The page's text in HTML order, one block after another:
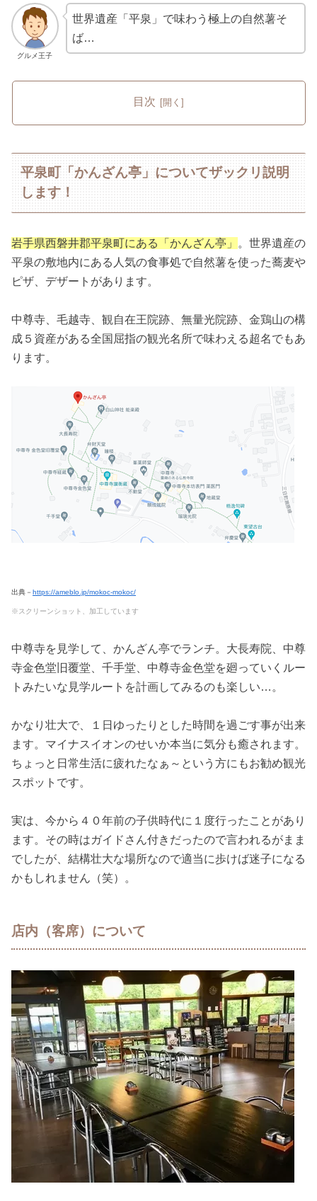
グルメ王子
世界遺産「平泉」で味わう極上の自然薯そ
ば…
目次
平泉町「かんざん亭」についてザックリ説明
します！
岩手県西磐井郡平泉町にある「かんざん亭」
。世界遺産の
平泉の敷地内にある人気の食事処で自然薯を使った蕎麦や
ピザ、デザートがあります。
中尊寺、毛越寺、観自在王院跡、無量光院跡、金鶏山の構
成５資産がある全国屈指の観光名所で味わえる超名でもあ
ります。
出典－ https://ameblo.jp/mokoc-mokoc/
※スクリーンショット、加工しています
中尊寺を見学して、かんざん亭でランチ。大長寿院、中尊
寺金色堂旧覆堂、千手堂、中尊寺金色堂を廻っていくルー
トみたいな見学ルートを計画してみるのも楽しい…。
かなり壮大で、１日ゆったりとした時間を過ごす事が出来
ます。マイナスイオンのせいか本当に気分も癒されます。
ちょっと日常生活に疲れたなぁ～という方にもお勧め観光
スポットです。
実は、今から４０年前の子供時代に１度行ったことがあり
ます。その時はガイドさん付きだったので言われるがまま
でしたが、結構壮大な場所なので適当に歩けば迷子になる
かもしれません（笑）。
店内（客席）について